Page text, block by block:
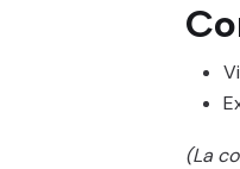
(La